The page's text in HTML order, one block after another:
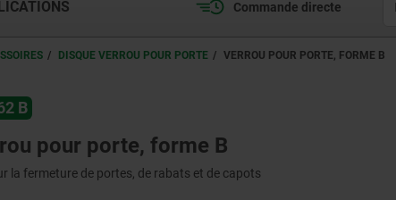
Commande directe
DISQUE VERROU POUR PORTE VERROU POUR PORTE, FORME B
B
pour porte, forme B
la fermeture de portes, de rabats et de capots